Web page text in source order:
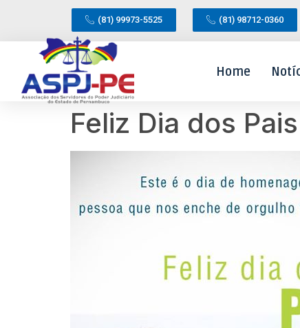
(81) 99973-5525 (81) 98712-0360
Home
Feliz Dia dos Pais